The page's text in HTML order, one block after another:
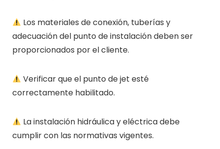
Los materiales de conexión, tuberías y
adecuación del punto de instalación deben ser
proporcionados por el cliente.
Verificar que el punto de jet esté
correctamente habilitado.
La instalación hidráulica y eléctrica debe
cumplir con las normativas vigentes.